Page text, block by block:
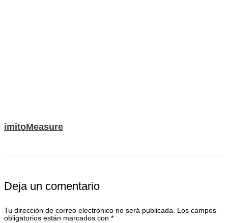
imitoMeasure
Deja un comentario
Tu dirección de correo electrónico no será publicada. Los campos
obligatorios están marcados con *